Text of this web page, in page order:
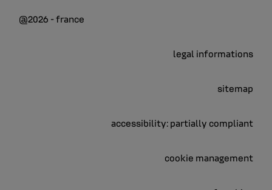
@2026 - france
legal informations
sitemap
accessibility: partially compliant
cookie management